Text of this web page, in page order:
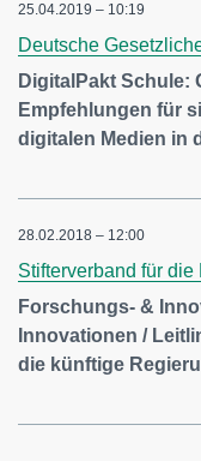
25.04.2019 – 10:19
Deutsche
DigitalPakt Schule:
Empfehlungen für
digitalen Medien in
28.02.2018 – 12:00
Stifterverband für
Forschungs- &
Innovationen /
die künftige